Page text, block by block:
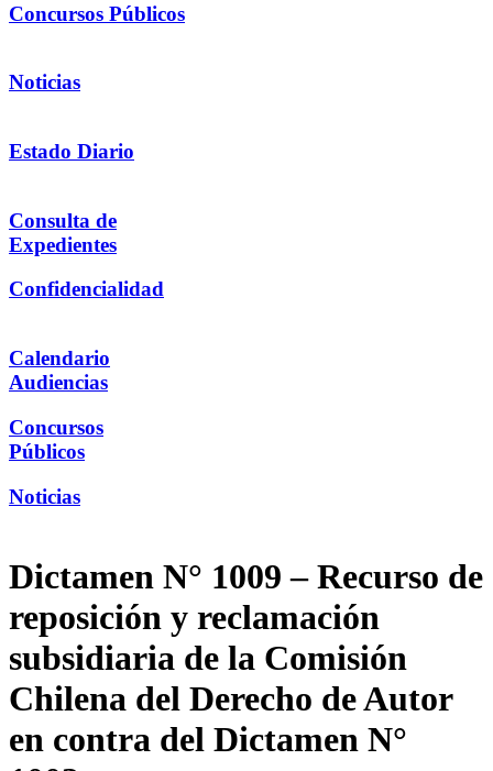
Concursos Públicos
Noticias
Estado Diario
Consulta de
Expedientes
Confidencialidad
Calendario
Audiencias
Concursos
Públicos
Noticias
Dictamen N° 1009 – Recurso de
reposición y reclamación
subsidiaria de la Comisión
Chilena del Derecho de Autor
en contra del Dictamen N°